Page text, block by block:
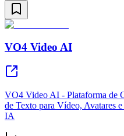
VO4 Video AI
VO4 Video AI - Plataforma de
de Texto para Vídeo, Avatares
IA